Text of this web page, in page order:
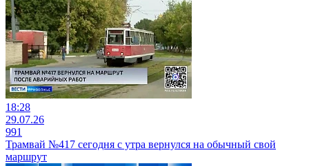
18:28
29.07.26
991
Трамвай №417 сегодня с утра вернулся на обычный свой
маршрут